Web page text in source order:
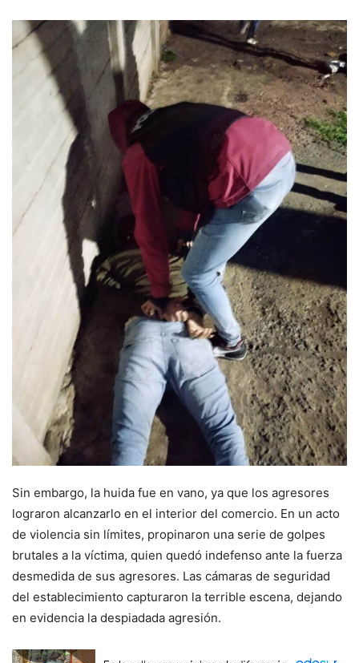
Sin embargo, la huida fue en vano, ya que los agresores
lograron alcanzarlo en el interior del comercio. En un acto
de violencia sin límites, propinaron una serie de golpes
brutales a la víctima, quien quedó indefenso ante la fuerza
desmedida de sus agresores. Las cámaras de seguridad
del establecimiento capturaron la terrible escena, dejando
en evidencia la despiadada agresión.